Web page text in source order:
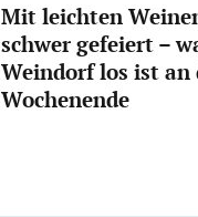
Mit leichten
schwer gefeiert –
Weindorf los ist an
Wochenende